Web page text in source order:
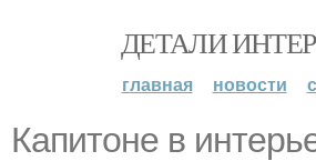
ДЕТАЛИ
главная новости
Капитоне в